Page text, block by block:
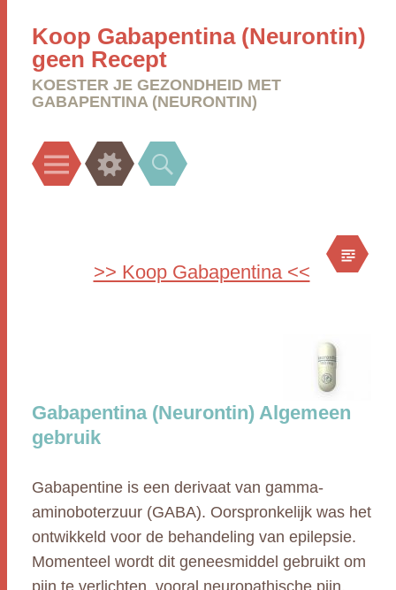
Koop Gabapentina (Neurontin)
geen Recept
KOESTER JE GEZONDHEID MET
GABAPENTINA (NEURONTIN)
Menu Widgets Search
>> Koop Gabapentina <<
Gabapentina (Neurontin) Algemeen
gebruik
Gabapentine is een derivaat van gamma-
aminoboterzuur (GABA). Oorspronkelijk was het
ontwikkeld voor de behandeling van epilepsie.
Momenteel wordt dit geneesmiddel gebruikt om
pijn te verlichten, vooral neuropathische pijn.